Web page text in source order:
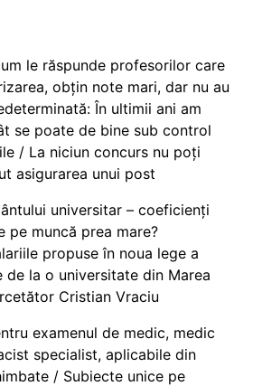
le răspunde profesorilor care
obțin note mari, dar nu au
În ultimii ani am
se poate de bine sub control
/ La niciun concurs nu poți
asigurarea unui post
universitar – coeficienți
pe muncă prea mare?
propuse în noua lege a
de la o universitate din Marea
Cristian Vraciu
examenul de medic, medic
specialist, aplicabile din
/ Subiecte unice pe